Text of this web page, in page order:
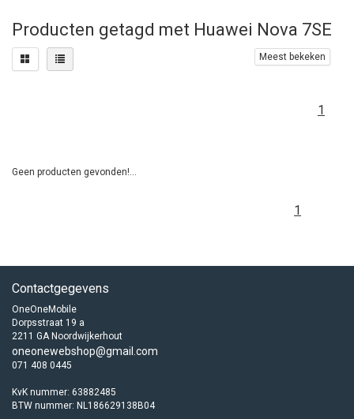
Producten getagd met Huawei Nova 7SE
Meest bekeken
1
Geen producten gevonden!...
1
Contactgegevens
OneOneMobile
Dorpsstraat 19 a
2211 GA Noordwijkerhout
oneonewebshop@gmail.com
071 408 0445
KvK nummer: 63882485
BTW nummer: NL186629138B04